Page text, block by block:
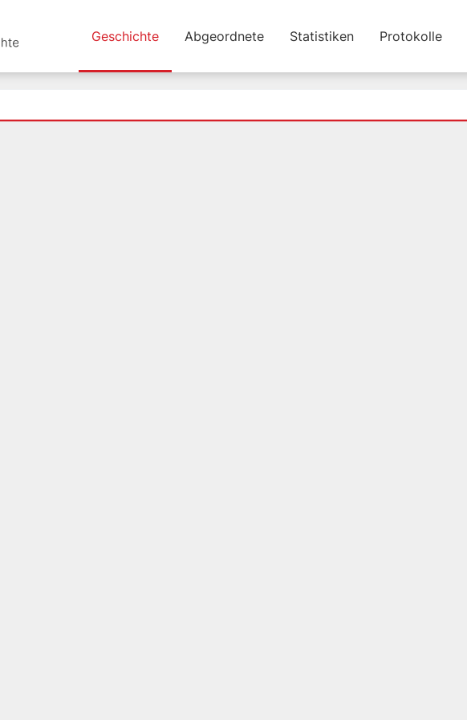
Geschichte Abgeordnete Statistiken Protokolle